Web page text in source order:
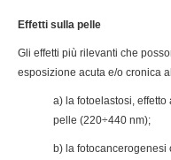
Effetti sulla pelle
Gli effetti più rilevanti che
esposizione acuta e/o cronica
a) la fotoelastosi,
pelle (220÷440 nm);
b) la